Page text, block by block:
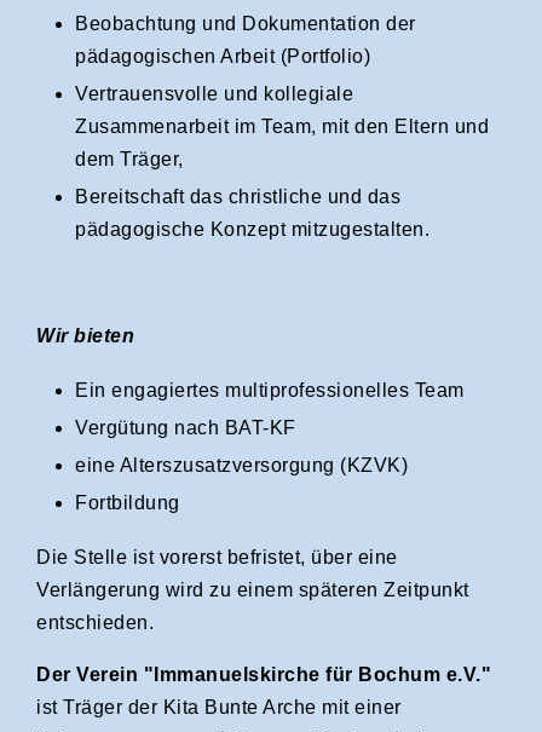
Beobachtung und Dokumentation der
pädagogischen Arbeit (Portfolio)
Vertrauensvolle und kollegiale
Zusammenarbeit im Team, mit den Eltern und
dem Träger,
Bereitschaft das christliche und das
pädagogische Konzept mitzugestalten.
Wir bieten
Ein engagiertes multiprofessionelles Team
Vergütung nach BAT-KF
eine Alterszusatzversorgung (KZVK)
Fortbildung
Die Stelle ist vorerst befristet, über eine
Verlängerung wird zu einem späteren Zeitpunkt
entschieden.
Der Verein "Immanuelskirche für Bochum e.V."
ist Träger der Kita Bunte Arche mit einer